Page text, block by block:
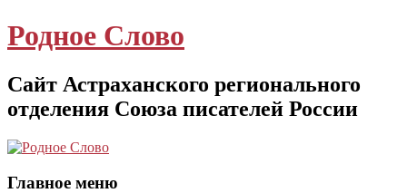
Родное Слово
Сайт Астраханского регионального
отделения Союза писателей России
Главное меню